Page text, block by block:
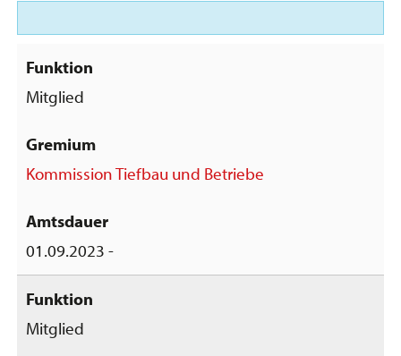
Mitglied
Kommission Tiefbau und Betriebe
01.09.2023 -
Mitglied